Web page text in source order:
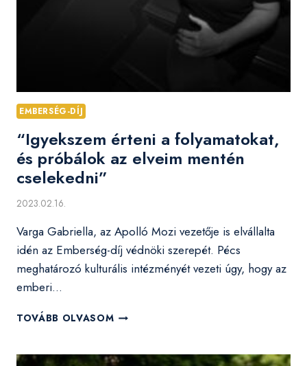
EMBERSÉG-DÍJ
“Igyekszem érteni a folyamatokat,
és próbálok az elveim mentén
cselekedni”
2023.02.16.
Varga Gabriella, az Apolló Mozi vezetője is elvállalta
idén az Emberség-díj védnöki szerepét. Pécs
meghatározó kulturális intézményét vezeti úgy, hogy az
emberi…
TOVÁBB OLVASOM “IGYEKSZEM
FOLYAMATOKAT,